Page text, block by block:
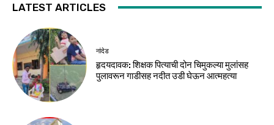
LATEST ARTICLES
नांदेड
हृदयदावक: शिक्षक पित्याची दोन चिमुकल्या मुलांसह
पुलावरून गाडीसह नदीत उडी घेऊन आत्महत्या